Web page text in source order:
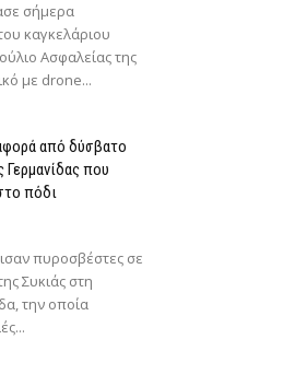
σήμερα
καγκελάριου
Ασφαλείας της
με drone...
από δύσβατο
Γερμανίδας που
πόδι
πυροσβέστες σε
Συκιάς στη
την οποία